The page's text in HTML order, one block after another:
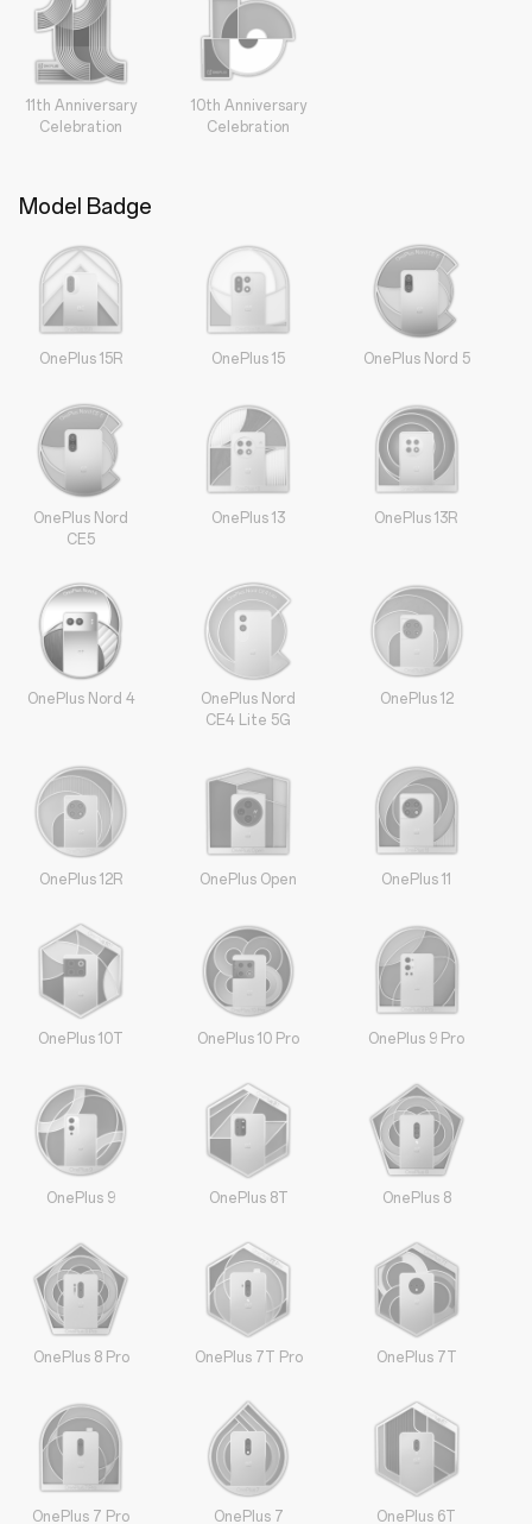
11th Anniversary
Celebration
10th Anniversary
Celebration
Model Badge
OnePlus 15R OnePlus 15 OnePlus Nord 5
OnePlus Nord
CE5
OnePlus 13 OnePlus 13R
OnePlus Nord 4
OnePlus Nord
CE4 Lite 5G
OnePlus 12
OnePlus 12R OnePlus Open OnePlus 11
OnePlus 10T OnePlus 10 Pro OnePlus 9 Pro
OnePlus 9 OnePlus 8T OnePlus 8
OnePlus 8 Pro OnePlus 7T Pro OnePlus 7T
OnePlus 7 Pro OnePlus 7 OnePlus 6T